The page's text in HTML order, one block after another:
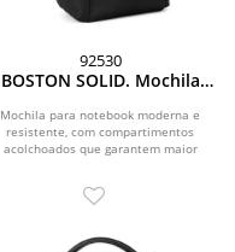
92530
BOSTON SOLID. Mochila
nylon 150D com 2
compartimentos
acolchoados
Mochila para notebook moderna e
resistente, com compartimentos
acolchoados que garantem maior